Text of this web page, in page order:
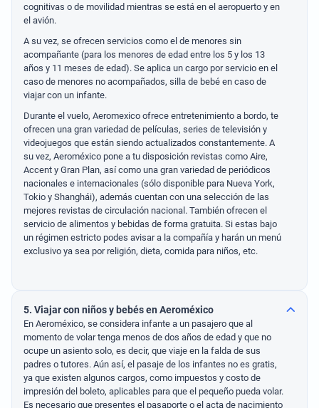
cognitivas o de movilidad mientras se está en el aeropuerto y en
el avión.
A su vez, se ofrecen servicios como el de menores sin
acompañante (para los menores de edad entre los 5 y los 13
años y 11 meses de edad). Se aplica un cargo por servicio en el
caso de menores no acompañados, silla de bebé en caso de
viajar con un infante.
Durante el vuelo, Aeromexico ofrece entretenimiento a bordo, te
ofrecen una gran variedad de películas, series de televisión y
videojuegos que están siendo actualizados constantemente. A
su vez, Aeroméxico pone a tu disposición revistas como Aire,
Accent y Gran Plan, así como una gran variedad de periódicos
nacionales e internacionales (sólo disponible para Nueva York,
Tokio y Shanghái), además cuentan con una selección de las
mejores revistas de circulación nacional. También ofrecen el
servicio de alimentos y bebidas de forma gratuita. Si estas bajo
un régimen estricto podes avisar a la compañía y harán un menú
exclusivo ya sea por religión, dieta, comida para niños, etc.
5. Viajar con niños y bebés en Aeroméxico
En Aeroméxico, se considera infante a un pasajero que al
momento de volar tenga menos de dos años de edad y que no
ocupe un asiento solo, es decir, que viaje en la falda de sus
padres o tutores. Aún así, el pasaje de los infantes no es gratis,
ya que existen algunos cargos, como impuestos y costo de
impresión del boleto, aplicables para que el pequeño pueda volar.
Es necesario que presentes el pasaporte o el acta de nacimiento